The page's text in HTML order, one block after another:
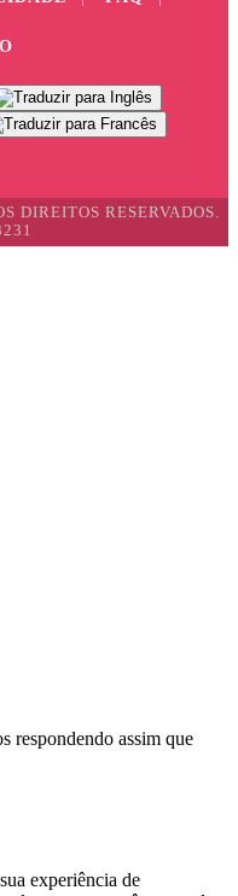
DIREITOS RESERVADOS.
assim que
experiência de